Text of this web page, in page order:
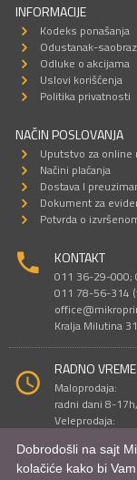
INFORMACIJE
Kodeks ponašanja
Odustanak-
Odluke o akcijama
Uslovi korišćenja
Politika privatnosti
NAČIN POSLOVANJA
Uputstvo za online
Načini plaćanja
Dostava I
Dokument za
Potvrda o
KONTAKT
011 36-29-000;
011 78-56-314
Kralja Milutina
RADNO VREME
Maloprodaja:
radni dani 8-
Veleprodaja:
Dobrodošli na sajt
kolačiće kako bi